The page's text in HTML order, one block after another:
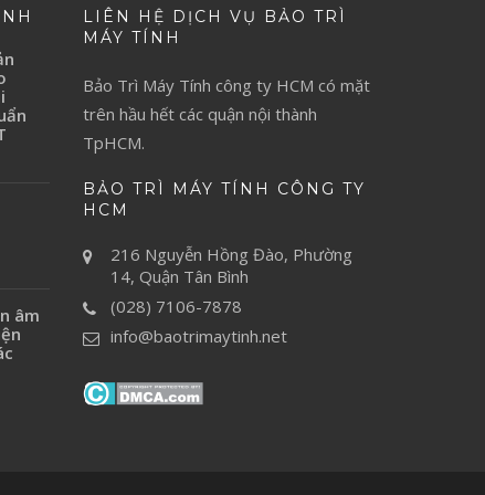
âm
LIÊN HỆ DỊCH VỤ BẢO TRÌ
MÁY TÍNH
Bảo Trì Máy Tính công ty HCM có mặt
trên hầu hết các quận nội thành
TpHCM.
BẢO TRÌ MÁY TÍNH CÔNG TY
HCM
216 Nguyễn Hồng Đào, Phường
14, Quận Tân Bình
(028) 7106-7878
info@baotrimaytinh.net